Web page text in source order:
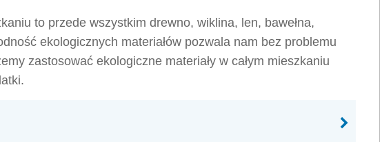
to przede wszystkim drewno, wiklina, len, bawełna,
ekologicznych materiałów pozwala nam bez problemu
zastosować ekologiczne materiały w całym mieszkaniu